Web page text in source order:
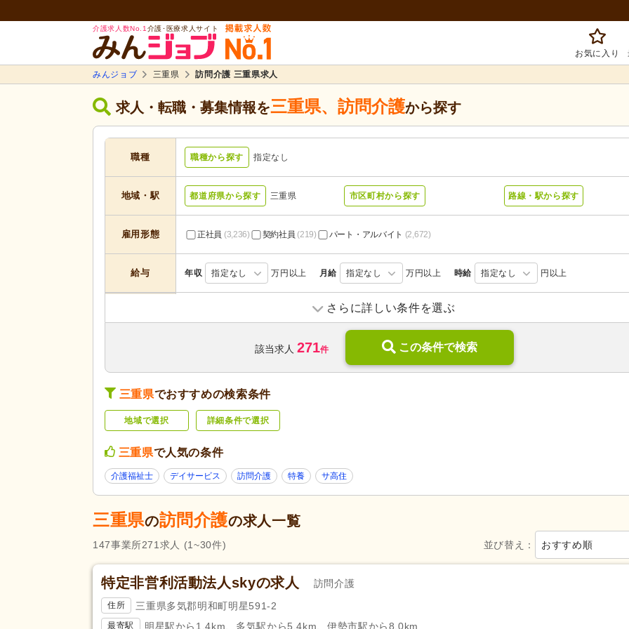
介護求人数No.1 介護･医療求人サイト
お気に入り
みんジョブ 三重県 訪問介護 三重県求人
求人・転職・募集情報を三重県、 訪問介護から探す
職種 職種から探す 指定なし
地域・駅 都道府県から探す 三重県 市区町村から探す 路線・駅から探す
雇用形態 正社員 (3,236) 契約社員 (219) パート・アルバイト (2,672)
給与 年収 指定なし 万円以上 月給 指定なし 万円以上 時給 指定なし 円以上
類
訪問介護 (271)
訪問看護(351) 訪問リハビリ(40) デイサービス(804)
小規模多機能型居宅介護(66)
介護付き有料老人ホーム(94)
ケアハウス(31)
福祉用具販売・貸与 (15)
養護老人ホーム
障がい者支援(232)
だわり
未経験可(3,985) 新規オープン(71) 無資格可(1,475)
ブランク可(4,807)
子育てママパパ活躍
60代活躍(1,292)
介護ロボット導入済み(11)
さらに詳しい条件を選ぶ
該当求人 271件 この条件で検索
三重県でおすすめの検索条件
地域で選択 詳細条件で選択
三重県で人気の条件
介護福祉士 デイサービス 訪問介護 特養 サ高住
三重県の訪問介護の求人一覧
並び替え： おすすめ順
147事業所271 求人 (1~30件)
特定非営利活動法人skyの求人 訪問介護
住所 三重県多気郡明和町明星591-2
最寄駅 明星駅から1.4km、多気駅から5.4km、伊勢市駅から8.0km